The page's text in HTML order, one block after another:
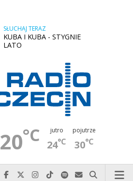
SŁUCHAJ TERAZ
KUBA I KUBA - STYGNIE
LATO
20°C jutro
24°C
pojutrze
30°C
Najlepiej po prostu do nas zadzwoń
Odwiedź nas na Facebook-u
Odwiedź nas na X
Odwiedź nas na Instagram-ie
Odwiedź nas na TikTok-u
Szukaj nas na Spotify
Wyślij do nas
Szukaj